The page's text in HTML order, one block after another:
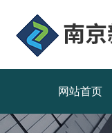
网站首页